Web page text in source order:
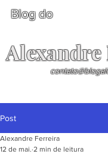
Blog do
Post
Alexandre Ferreira
12 de mai. 2 min de leitura